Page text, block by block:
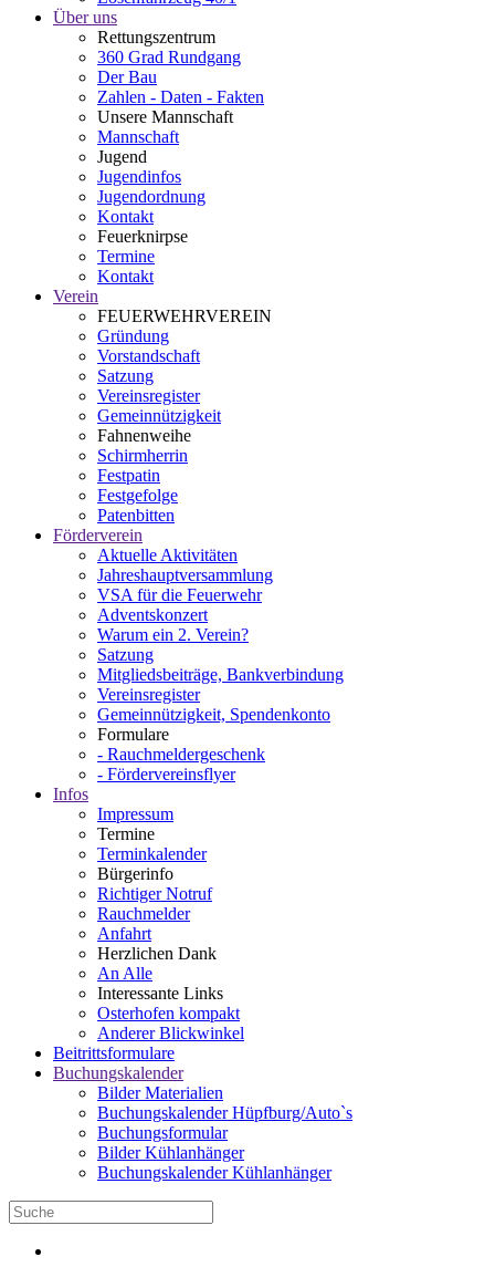
Über uns
Rettungszentrum
360 Grad Rundgang
Der Bau
Zahlen - Daten - Fakten
Unsere Mannschaft
Mannschaft
Jugend
Jugendinfos
Jugendordnung
Kontakt
Feuerknirpse
Termine
Kontakt
Verein
FEUERWEHRVEREIN
Gründung
Vorstandschaft
Satzung
Vereinsregister
Gemeinnützigkeit
Fahnenweihe
Schirmherrin
Festpatin
Festgefolge
Patenbitten
Förderverein
Aktuelle Aktivitäten
Jahreshauptversammlung
VSA für die Feuerwehr
Adventskonzert
Warum ein 2. Verein?
Satzung
Mitgliedsbeiträge, Bankverbindung
Vereinsregister
Gemeinnützigkeit, Spendenkonto
Formulare
- Rauchmeldergeschenk
- Fördervereinsflyer
Infos
Impressum
Termine
Terminkalender
Bürgerinfo
Richtiger Notruf
Rauchmelder
Anfahrt
Herzlichen Dank
An Alle
Interessante Links
Osterhofen kompakt
Anderer Blickwinkel
Beitrittsformulare
Buchungskalender
Bilder Materialien
Buchungskalender Hüpfburg/Auto`s
Buchungsformular
Bilder Kühlanhänger
Buchungskalender Kühlanhänger